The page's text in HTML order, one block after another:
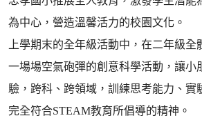
為中心，營造溫馨活力的校園文化。
上學期末的全年級活動中，在二年級全
一場場空氣砲彈的創意科學活動，讓小
驗，跨科、跨領域，訓練思考能力、實
完全符合STEAM教育所倡導的精神。